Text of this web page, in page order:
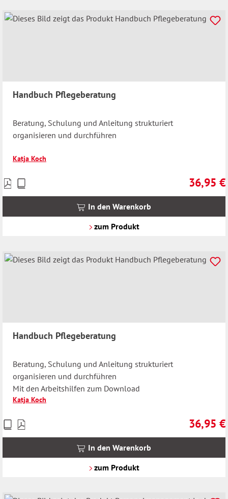
Handbuch Pflegeberatung
Beratung, Schulung und Anleitung strukturiert
organisieren und durchführen
Katja Koch
36,95 €
Preise
inkl.
In den Warenkorb
zum Produkt
Handbuch Pflegeberatung
Beratung, Schulung und Anleitung strukturiert
organisieren und durchführen
Mit den Arbeitshilfen zum Download
Katja Koch
36,95 €
Preise
inkl.
In den Warenkorb
zum Produkt